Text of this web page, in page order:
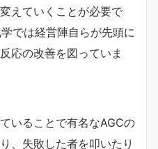
えていくことが必要で
では経営陣自らが先頭に
応の改善を図っていま
いることで有名なAGCの
、失敗した者を叩いたり